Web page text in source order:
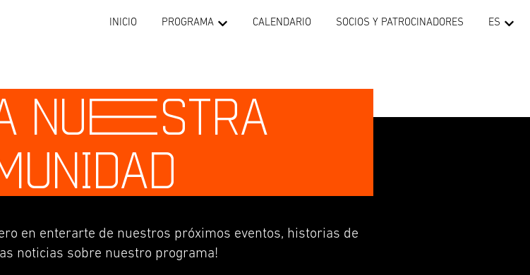
INICIO PROGRAMA CALENDARIO SOCIOS Y PATROCINADORES ES
NUESTRA
en enterarte de nuestros próximos eventos, historias de
noticias sobre nuestro programa!